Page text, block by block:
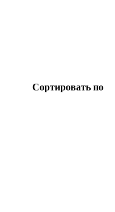
Сортировать по